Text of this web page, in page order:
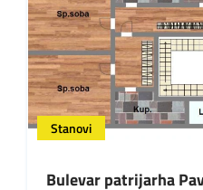
Stanovi
Bulevar patrijarha